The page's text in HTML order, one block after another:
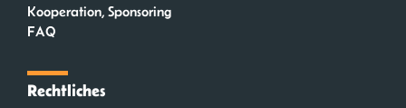
Kooperation, Sponsoring
FAQ
Rechtliches